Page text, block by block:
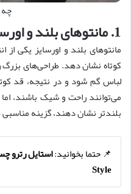
1. مانتوهای بلند و اورسایز
مانتوهای بلند و اورسایز یکی
کوتاه نشان دهد. طراحی‌های
لباس گم شود و در نتیجه، قد
می‌توانند راحت و شیک باشند،
بلندتر نشان دهند، گزینه
📌 حتما بخوانید:
Style